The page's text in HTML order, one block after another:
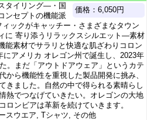
価格：6,050円
タイリング―・国
ンセプトの機能派
ックがキャッチー・さまざまなタウン
に 寄り添うリラックスシルエット―素材
能素材でサラリと快適な肌ざわりコロン
にアメリカ オレゴン州で誕生し、2023年
。まだ「アウトドアウェア」というカテ
から機能性を重視した製品開発に挑み、
きました。自然の中で得られる素晴らし
熱でつなげていきたい。オレゴンの大地
ロンビアは革新を続けていきます。
スウエア, Tシャツ, その他